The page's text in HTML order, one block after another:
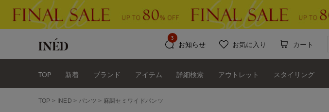
お知らせ
3
お気に入り カート
TOP 新着 ブランド アイテム 詳細検索 アウトレット スタイリング
TOP INED パンツ 麻調セミワイドパンツ